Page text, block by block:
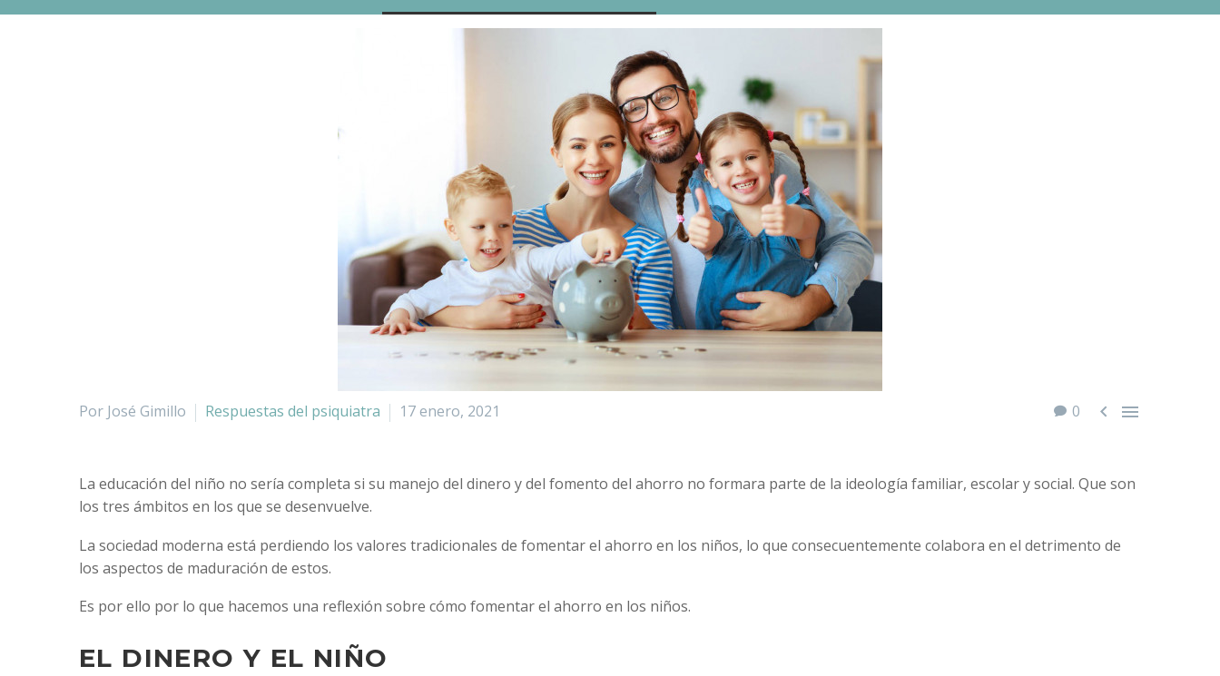
0  
Por José Gimillo Respuestas del psiquiatra 17 enero, 2021
La educación del niño no sería completa si su manejo del dinero y del fomento del ahorro no formara parte de la ideología familiar, escolar y social. Que son
los tres ámbitos en los que se desenvuelve.
La sociedad moderna está perdiendo los valores tradicionales de fomentar el ahorro en los niños, lo que consecuentemente colabora en el detrimento de
los aspectos de maduración de estos.
Es por ello por lo que hacemos una reflexión sobre cómo fomentar el ahorro en los niños.
EL DINERO Y EL NIÑO